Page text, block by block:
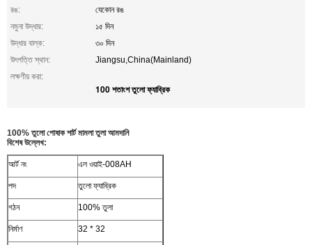
রঙ:
যেকোন রঙ
নমুনা উদ্ধার:
১৫ দিন
উদ্ধার বাল্ক:
৩০ দিন
উৎপত্তি স্থান:
Jiangsu,China(Mainland)
লক্ষণীয় করা:
100 শতাংশ তুলো ফ্যাব্রিক
100% তুলো পোষাক শার্ট মামলা তুলা আমদানি
বিশেষ উল্লেখ:
আর্ট নং এল ওয়াই-008AH
পদ তুলো ফ্যাব্রিক
গঠন 100% তুলা
নির্মাণ 32 * 32